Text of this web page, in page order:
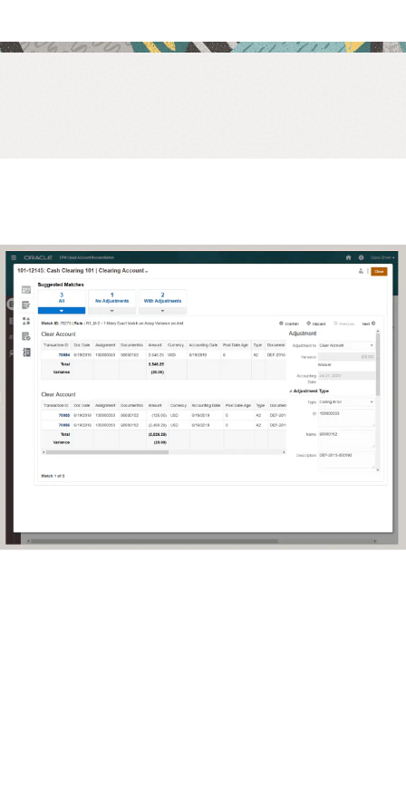
las conciliaciones entre empresas
el tiempo conciliando manualmente las conciliaciones entre
automatízalas para aumentar la precisión y ahorrar tiempo.
y mejora la efectividad del ciclo de cierre
la eficacia del ciclo de cierre con cuadros de mando operativos y
Mira qué conciliaciones están abiertas, atrasadas,
hoy o vencen pronto, así como los detalles de las variaciones y
sobre ellas. Comprende si la organización cumple con las
y los procedimientos.
fácilmente valores atípicos
de varianza automatizados te ayudan centrar la atención
soporte de auditoría